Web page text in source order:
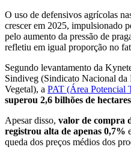
O uso de defensivos agrícolas
crescer em 2025, impulsionado
pelo aumento da pressão de
refletiu em igual proporção no
Segundo levantamento da
Sindiveg (Sindicato Nacional da
Vegetal), a PAT (Área Potencial
superou 2,6 bilhões de hectares
Apesar disso, valor de compra
registrou alta de apenas 0,7%
queda dos preços médios dos